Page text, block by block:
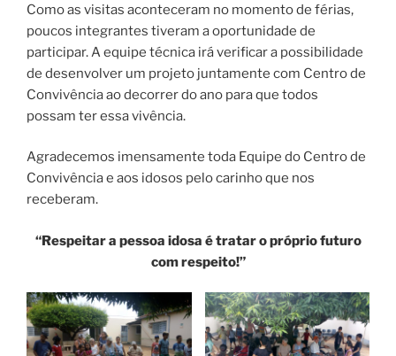
Como as visitas aconteceram no momento de férias,
poucos integrantes tiveram a oportunidade de
participar. A equipe técnica irá verificar a possibilidade
de desenvolver um projeto juntamente com Centro de
Convivência ao decorrer do ano para que todos
possam ter essa vivência.
Agradecemos imensamente toda Equipe do Centro de
Convivência e aos idosos pelo carinho que nos
receberam.
“Respeitar a pessoa idosa é tratar o próprio futuro
com respeito!”